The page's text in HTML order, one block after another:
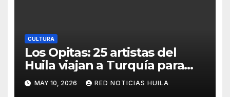
CULTURA
Los Opitas: 25 artistas del
Huila viajan a Turquía para
proyectar el folclor nacional
MAY 10, 2026 RED NOTICIAS HUILA